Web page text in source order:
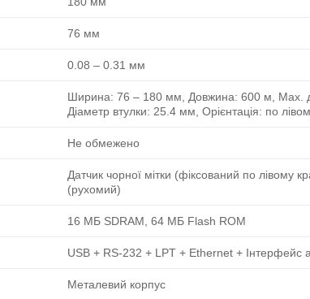
76 мм
0.08 ‒ 0.31 мм
Ширина: 76 ‒ 180 мм, Довжина: 600 м, Max.
Діаметр втулки: 25.4 мм, Орієнтація: по
Не обмежено
Датчик чорної мітки (фіксований по лівому
(рухомий)
16 МБ SDRAM, 64 МБ Flash ROM
USB + RS-232 + LPT + Ethernet + Інтерфейс
Металевий корпус